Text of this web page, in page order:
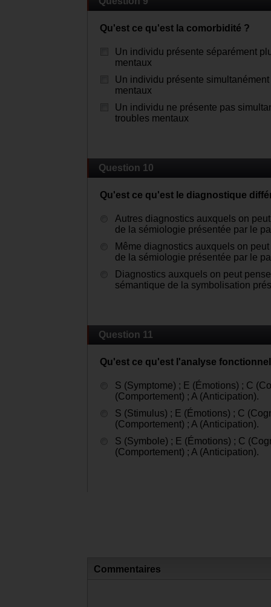
Qu'est ce qu'est la comorbidité ?
Un individu présente séparément
mentaux
Un individu présente
mentaux
Un individu ne présente pas
troubles mentaux
Question 10
Qu'est ce qu'est le diagnostique
Autres diagnostics auxquels on
de la sémiologie présentée par le
Même diagnostics auxquels on
de la sémiologie présentée par le
Diagnostics auxquels on peut
sémantique de la symbolisation
Question 11
Qu'est ce qu'est l'analyse
S (Symptome) ; E (Émotions) ; C
(Comportement) ; A (Anticipation).
S (Stimulus) ; E (Émotions) ; C
(Comportement) ; A (Anticipation).
S (Symbole) ; E (Émotions) ; C
(Comportement) ; A (Anticipation).
Commentaires